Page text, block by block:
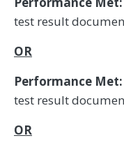
test result
OR
Performance Met:
test result
OR